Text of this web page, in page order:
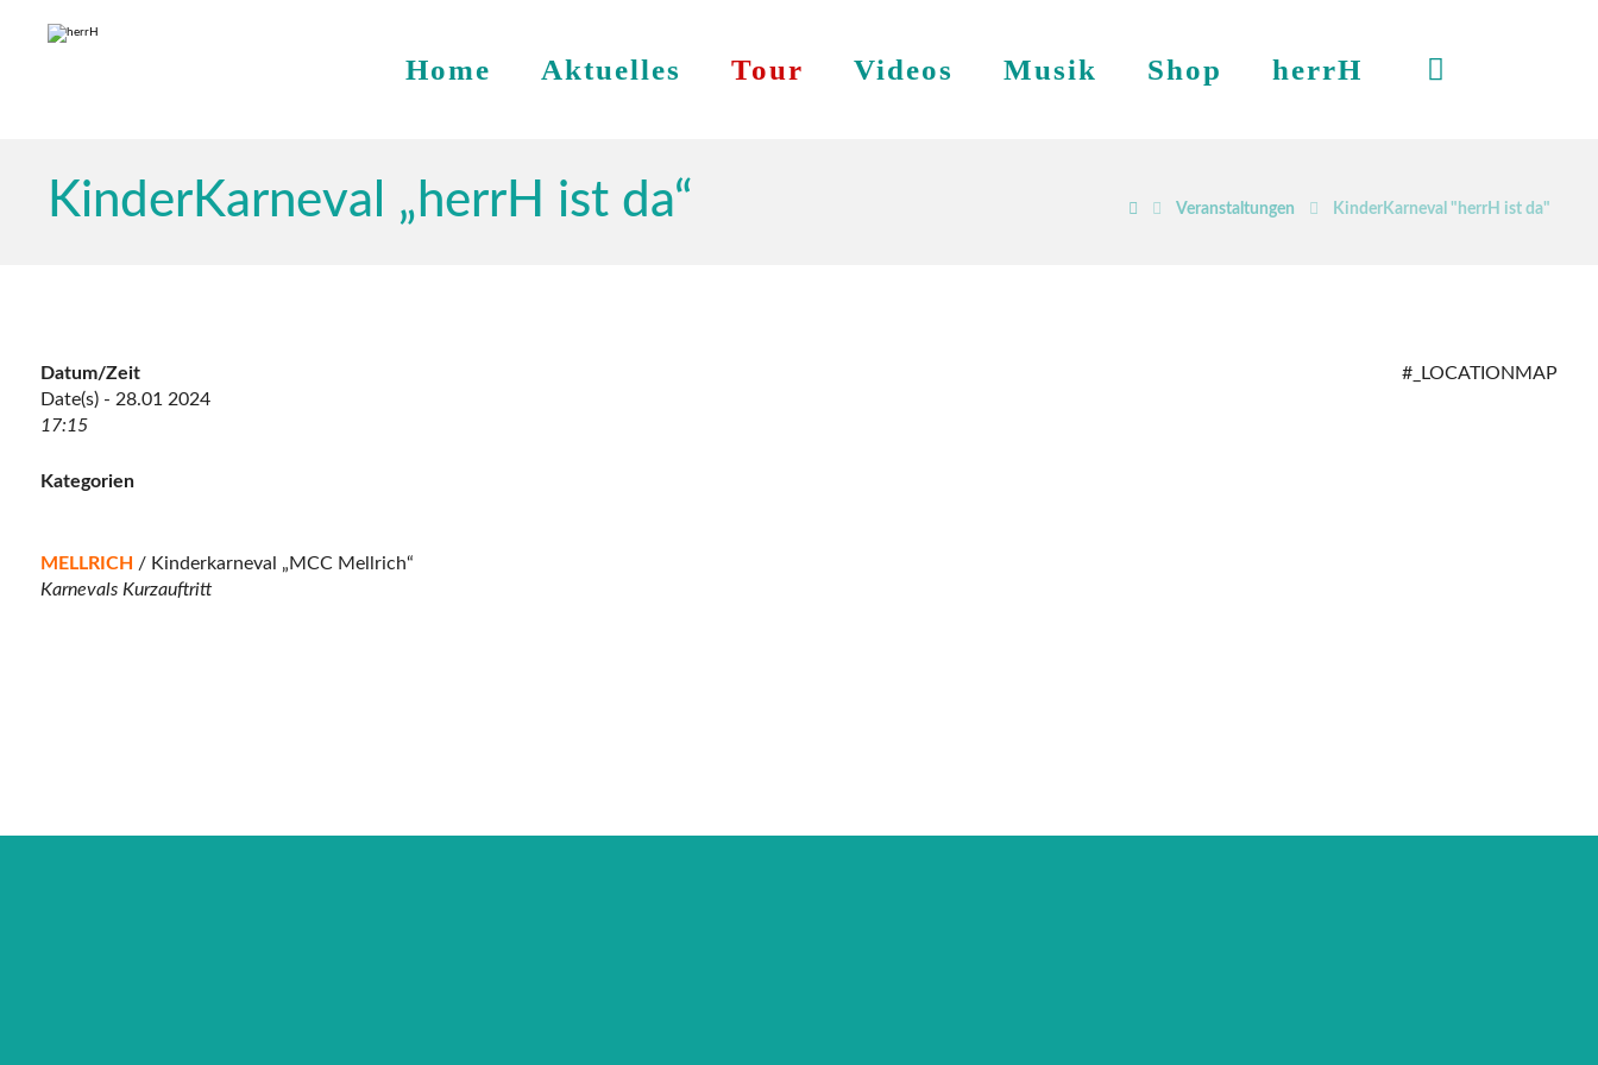
Home Aktuelles Tour Videos Musik Shop herrH
KinderKarneval „herrH ist da“ Veranstaltungen KinderKarneval "herrH ist da"
#_LOCATIONMAP
Datum/Zeit
Date(s) - 28.01 2024
17:15
Kategorien
MELLRICH / Kinderkarneval „MCC Mellrich“
Karnevals Kurzauftritt